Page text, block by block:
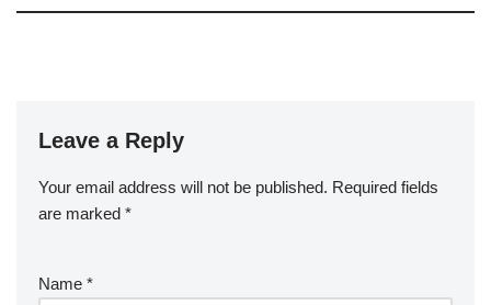
Leave a Reply
Your email address will not be published. Required fields
are marked *
Name *